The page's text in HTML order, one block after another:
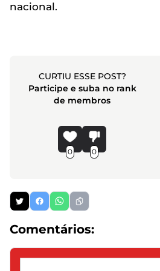
nacional.
CURTIU ESSE POST?
Participe e suba no rank
de membros
0 0
Comentários: